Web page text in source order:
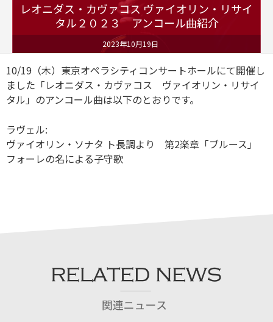
レオニダス・カヴァコス ヴァイオリン・リサイ
タル２０２３ アンコール曲紹介
2023年10月19日
10/19（木）東京オペラシティコンサートホールにて開催し
ました「レオニダス・カヴァコス ヴァイオリン・リサイ
タル」のアンコール曲は以下のとおりです。
ラヴェル:
ヴァイオリン・ソナタ ト長調より 第2楽章「ブルース」
フォーレの名による子守歌